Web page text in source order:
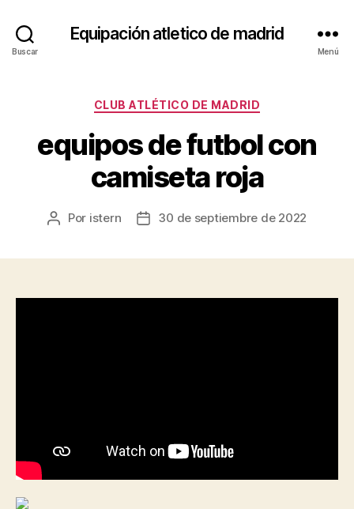
Buscar
Equipación atletico de madrid
Menú
Categorías
CLUB ATLÉTICO DE MADRID
equipos de futbol con
camiseta roja
Autor
Por istern
Fecha30 de septiembre de 2022